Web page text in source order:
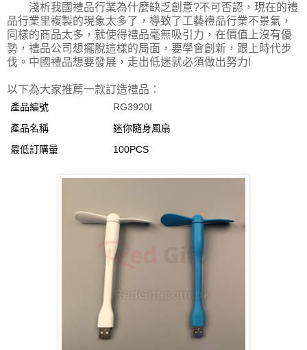
淺析我國禮品行業為什麼缺乏創意?不可否認，現在的禮
品行業里複製的現象太多了，導致了工藝禮品行業不景氣，
同樣的商品太多，就使得禮品毫無吸引力，在價值上沒有優
勢，禮品公司想擺脫這樣的局面，要學會創新，跟上時代步
伐。中國禮品想要發展，走出低迷就必須做出努力!
以下為大家推薦一款訂造禮品：
產品編號
RG3920I
產品名稱
迷你隨身風扇
最低訂購量
100PCS